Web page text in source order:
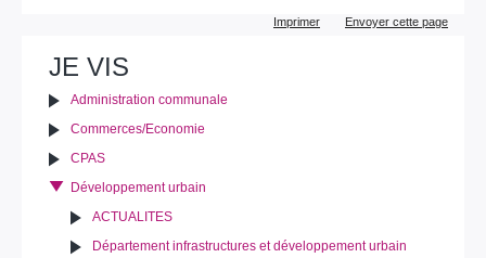
Imprimer Envoyer cette page
JE VIS
Administration communale
Commerces/Economie
CPAS
Développement urbain
ACTUALITES
Département infrastructures et développement urbain